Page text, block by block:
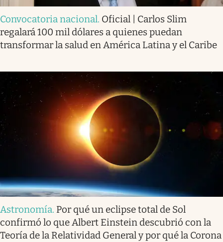
Convocatoria nacional. Oficial | Carlos Slim
regalará 100 mil dólares a quienes puedan
transformar la salud en América Latina y el Caribe
Astronomía. Por qué un eclipse total de Sol
confirmó lo que Albert Einstein descubrió con la
Teoría de la Relatividad General y por qué la Corona